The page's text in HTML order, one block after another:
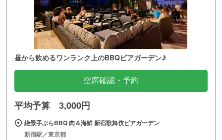
昼から飲めるワンランク上のBBQビアガーデン♪
空席確認・予約
平均予算 3,000円
絶景手ぶらBBQ 肉＆海鮮 新宿歌舞伎ビアガーデン
新宿駅／東京都